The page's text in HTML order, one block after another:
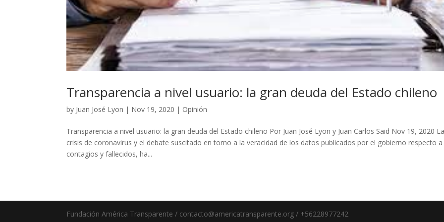
Transparencia a nivel usuario: la gran deuda del Estado chileno
by Juan José Lyon | Nov 19, 2020 | Opinión
Transparencia a nivel usuario: la gran deuda del Estado chileno Por Juan José Lyon y Juan Carlos Said Nov 19, 2020
crisis de coronavirus y el debate suscitado en torno a la veracidad de los datos publicados por el gobierno respecto a
contagios y fallecidos, ha...
Fundación América Transparente / contacto@americatransparente.org / +56228977242